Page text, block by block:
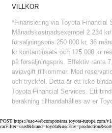
VILLKOR
*Finansiering via Toyota Financial
Månadskostnadsexempel 2 234
försäljningspris 250 000 kr, 36
kr kontantinsats och 125 000 kr
på försäljningspris. Effektiv ränta
aviavgift tillkommer. Med
och tryckfel. Detta är ett icke
Toyota Financial Services. Ett
beräkning tillhandahålles av er
POST https://usc-webcomponents.toyota-europe.com/